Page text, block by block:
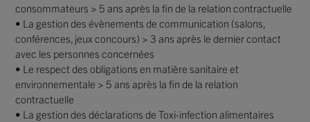
consommateurs > 5 ans après la fin de la relation contractuelle
• La gestion des évènements de communication (salons,
conférences, jeux concours) > 3 ans après le dernier contact
avec les personnes concernées
• Le respect des obligations en matière sanitaire et
environnementale > 5 ans après la fin de la relation
contractuelle
• La gestion des déclarations de Toxi-infection alimentaires